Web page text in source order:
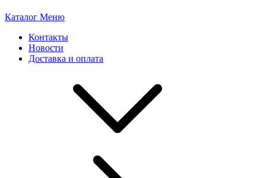
Каталог Меню
Контакты
Новости
Доставка и оплата